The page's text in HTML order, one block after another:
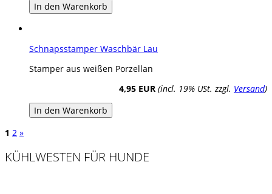
In den Warenkorb
Schnapsstamper Waschbär Lau
Stamper aus weißen Porzellan
4,95 EUR (incl. 19% USt. zzgl. Versand)
In den Warenkorb
1 2 »
KÜHLWESTEN FÜR HUNDE